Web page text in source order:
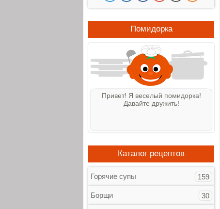
Помидорка
Привет! Я веселый помидорка!
Давайте дружить!
Каталог рецептов
Горячие супы 159
Борщи 30